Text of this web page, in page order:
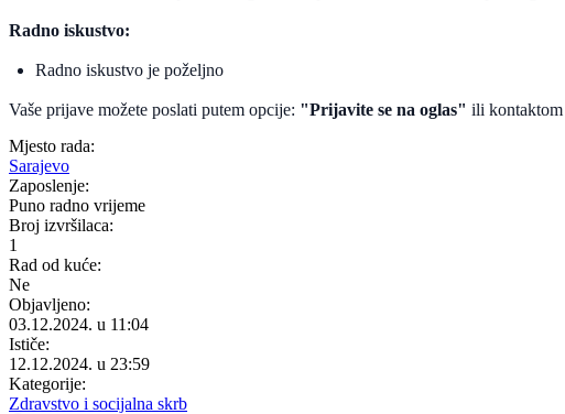
Radno iskustvo:
Radno iskustvo je poželjno
Vaše prijave možete poslati putem opcije: "Prijavite se na oglas" ili kontaktom
Mjesto rada:
Sarajevo
Zaposlenje:
Puno radno vrijeme
Broj izvršilaca:
1
Rad od kuće:
Ne
Objavljeno:
03.12.2024. u 11:04
Ističe:
12.12.2024. u 23:59
Kategorije:
Zdravstvo i socijalna skrb